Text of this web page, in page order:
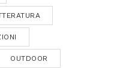
OUTDOOR